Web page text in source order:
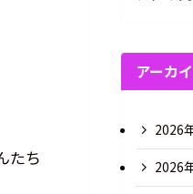
たち
アーカ
2026
2026